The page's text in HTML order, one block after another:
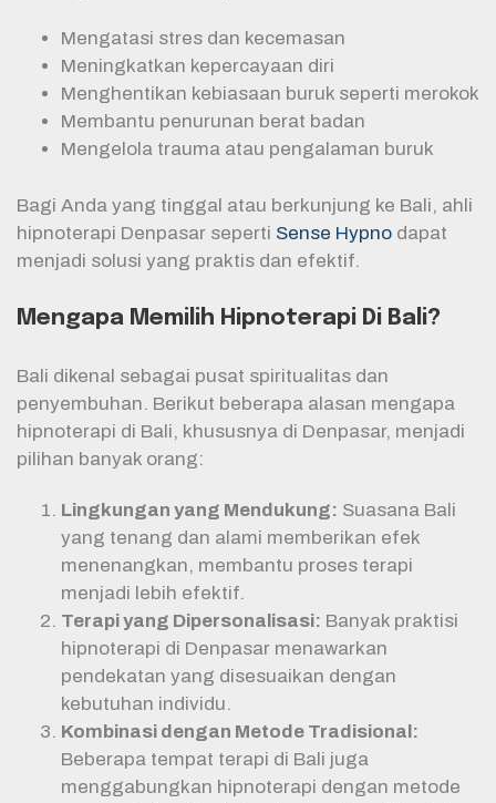
Mengatasi stres dan kecemasan
Meningkatkan kepercayaan diri
Menghentikan kebiasaan buruk seperti merokok
Membantu penurunan berat badan
Mengelola trauma atau pengalaman buruk
Bagi Anda yang tinggal atau berkunjung ke Bali, ahli
hipnoterapi Denpasar seperti Sense Hypno dapat
menjadi solusi yang praktis dan efektif.
Mengapa Memilih Hipnoterapi Di Bali?
Bali dikenal sebagai pusat spiritualitas dan
penyembuhan. Berikut beberapa alasan mengapa
hipnoterapi di Bali, khususnya di Denpasar, menjadi
pilihan banyak orang:
Lingkungan yang Mendukung: Suasana Bali
yang tenang dan alami memberikan efek
menenangkan, membantu proses terapi
menjadi lebih efektif.
Terapi yang Dipersonalisasi: Banyak praktisi
hipnoterapi di Denpasar menawarkan
pendekatan yang disesuaikan dengan
kebutuhan individu.
Kombinasi dengan Metode Tradisional:
Beberapa tempat terapi di Bali juga
menggabungkan hipnoterapi dengan metode